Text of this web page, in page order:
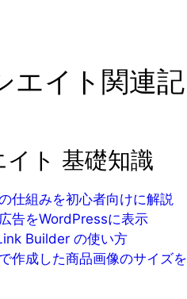
エイト関連記
ト 基礎知識
仕組みを初心者向けに解説
告をWordPressに表示
Builder の使い方
作成した商品画像のサイズを